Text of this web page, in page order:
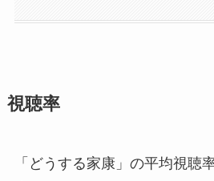
視聴率
「どうする家康」の平均視聴